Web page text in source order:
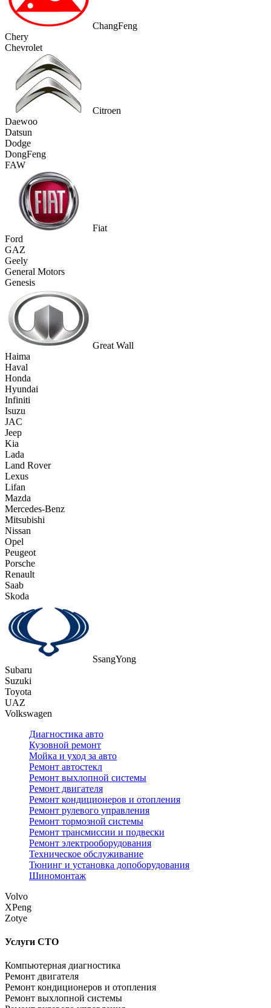
ChangFeng
Chery
Chevrolet
Citroen
Daewoo
Datsun
Dodge
DongFeng
FAW
Fiat
Ford
GAZ
Geely
General Motors
Genesis
Great Wall
Haima
Haval
Honda
Hyundai
Infiniti
Isuzu
JAC
Jeep
Kia
Lada
Land Rover
Lexus
Lifan
Mazda
Mercedes-Benz
Mitsubishi
Nissan
Opel
Peugeot
Porsche
Renault
Saab
Skoda
SsangYong
Subaru
Suzuki
Toyota
UAZ
Volkswagen
Диагностика авто
Кузовной ремонт
Мойка и уход за авто
Ремонт автостекл
Ремонт выхлопной системы
Ремонт двигателя
Ремонт кондиционеров и отопления
Ремонт рулевого управления
Ремонт тормозной системы
Ремонт трансмиссии и подвески
Ремонт электрооборудования
Техническое обслуживание
Тюнинг и установка допоборудования
Шиномонтаж
Volvo
XPeng
Zotye
Услуги СТО
Компьютерная диагностика
Ремонт двигателя
Ремонт кондиционеров и отопления
Ремонт выхлопной системы